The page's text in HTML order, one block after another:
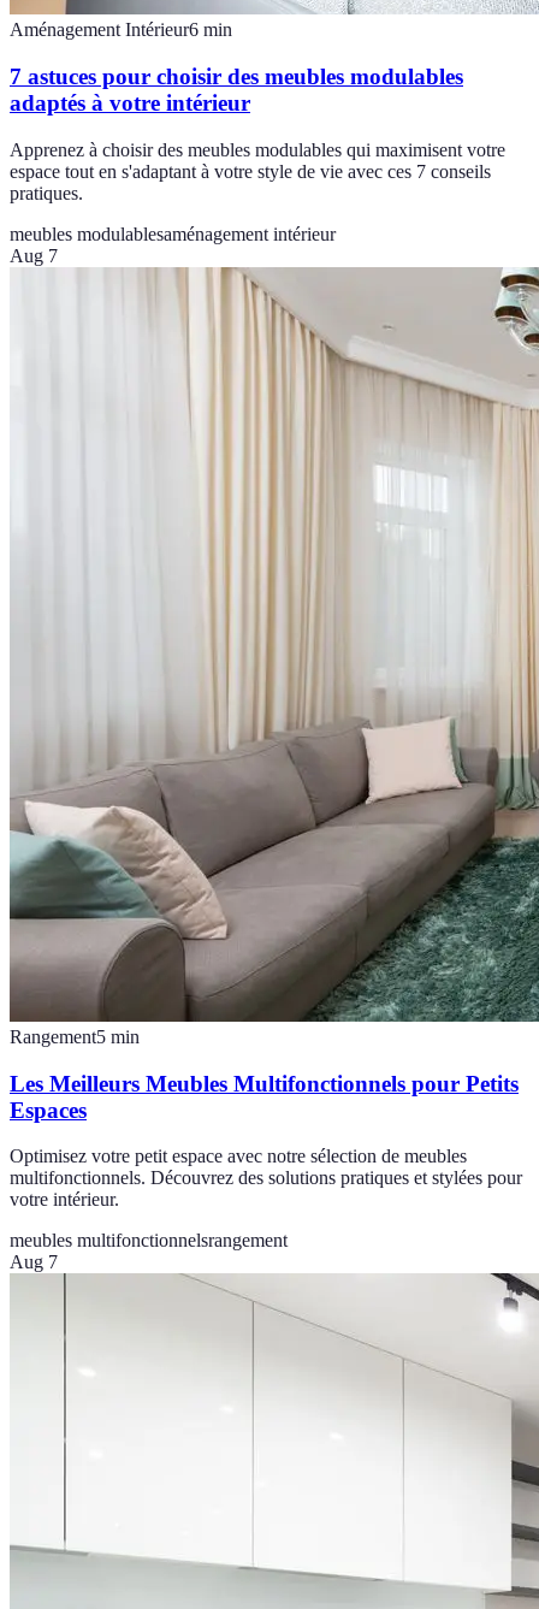
Aménagement Intérieur6 min
7 astuces pour choisir des meubles modulables
adaptés à votre intérieur
Apprenez à choisir des meubles modulables qui maximisent votre
espace tout en s'adaptant à votre style de vie avec ces 7 conseils
pratiques.
meubles modulablesaménagement intérieur
Aug 7
Rangement5 min
Les Meilleurs Meubles Multifonctionnels pour Petits
Espaces
Optimisez votre petit espace avec notre sélection de meubles
multifonctionnels. Découvrez des solutions pratiques et stylées pour
votre intérieur.
meubles multifonctionnelsrangement
Aug 7